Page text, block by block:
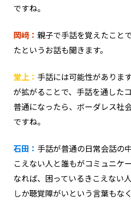
ですね。
岡﨑： 親子で手話を覚えたこと
たというお話も聞きます。
堂上： 手話には可能性がありま
が拡がることで、手話を通した
普通になったら、ボーダレス社
ですね。
石田： 手話が普通の日常会話の
こえない人と誰もがコミュニケ
なれば、困っているきこえない
しか聴覚障がいという言葉もな